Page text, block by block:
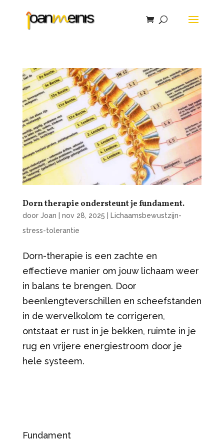
Dorn therapie ondersteunt je fundament.
door Joan nov 28, 2025
Lichaamsbewustzijn-
stress-tolerantie
Dorn-therapie is een zachte en
effectieve manier om jouw lichaam weer
in balans te brengen. Door
beenlengteverschillen en scheefstanden
in de wervelkolom te corrigeren,
ontstaat er rust in je bekken, ruimte in je
rug en vrijere energiestroom door je
hele systeem.
Fundament